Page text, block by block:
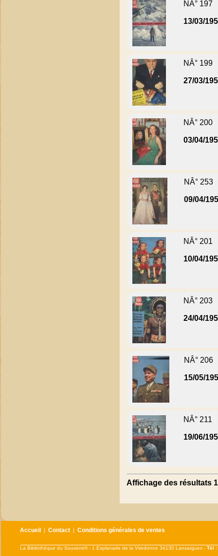
NÂ° 197
13/03/
NÂ° 199
27/03/
NÂ° 200
03/04/
NÂ° 253
09/04/
NÂ° 201
10/04/
NÂ° 203
24/04/
NÂ° 206
15/05/
NÂ° 211
19/06/
Affichage des résultats
Accueil |Contact |Conditions générales de ventes
La Bibliothèque du Souvenir® - 1 Esplanade de la Viredonne 34130 Lansargues -Tél